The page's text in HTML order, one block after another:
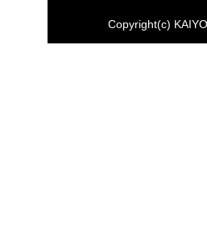
Copyright(c)